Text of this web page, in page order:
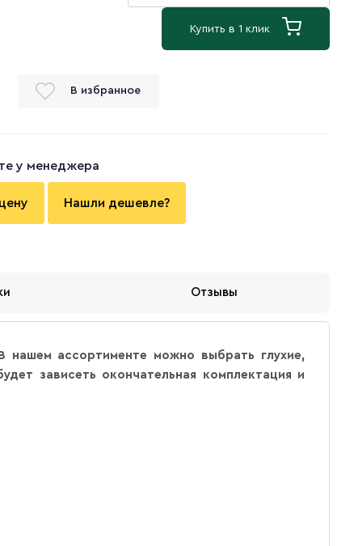
Купить в 1 клик
В избранное
у менеджера
Нашли дешевле?
Отзывы
ассортименте можно выбрать глухие,
зависеть окончательная комплектация и